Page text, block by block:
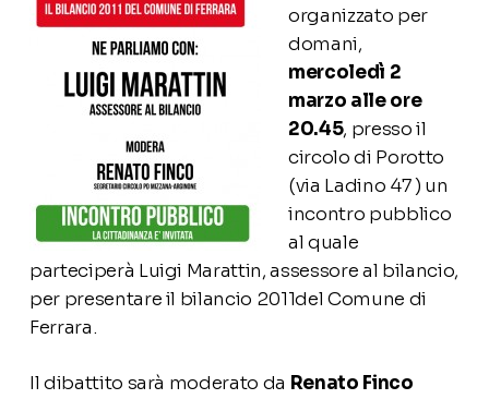
organizzato per
domani,
mercoledì 2
marzo alle ore
20.45, presso il
circolo di Porotto
(via Ladino 47 ) un
incontro pubblico
al quale
parteciperà Luigi Marattin, assessore al bilancio,
per presentare il bilancio 2011del Comune di
Ferrara.
Il dibattito sarà moderato da Renato Finco